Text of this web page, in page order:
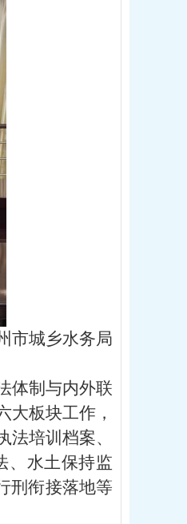
市城乡水务局
体制与内外联
板块工作，
培训档案、
、水土保持监
刑衔接落地等